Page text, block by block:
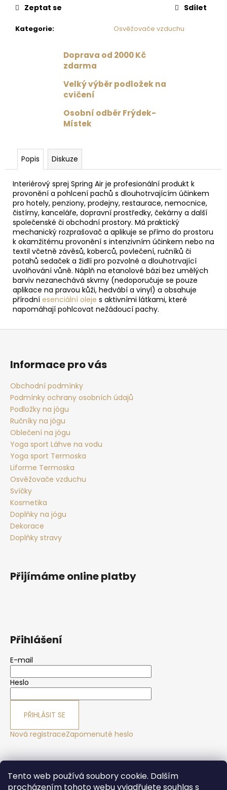
Tento web používá soubory cookie. Dalším
procházením tohoto webu vyjadřujete souhlas s
Kategorie: Osvěžovače vzduchu
Zeptat se Sdílet
Doprava od 2000 Kč
zdarma
Velký výběr podložek na
cvičení
Osobní odběr Frýdek-
Místek
Popis Diskuze
Interiérový sprej Spring Air je profesionální produkt k
provonění a pohlcení pachů s dlouhotrvajícím účinkem
pro hotely, penziony, prodejny, restaurace, nemocnice,
čistírny, kanceláře, dopravní prostředky, čekárny a další
společenské či obchodní prostory. Má praktický
mechanický rozprašovač a aplikuje se přímo do prostoru
k okamžitému provonění s intenzivním účinkem nebo na
textil včetně závěsů, koberců, povlečení, ručníků či
potahů sedaček a židlí pro pozvolné a dlouhotrvající
uvolňování vůně. Náplň na etanolové bázi bez umělých
barviv nezanechává skvrny (nedoporučuje se pouze
aplikace na pravou kůži, hedvábí a vinyl) a obsahuje
přírodní esenciální oleje s aktivními látkami, které
napomáhají pohlcovat nežádoucí pachy.
359
Kč
Z
Informace pro vás
Obchodní podmínky
Podmínky ochrany osobních údajů
Podložky na jógu
Ručníky na jógu
Oblečení na jógu
Yoga sport Láhve na vodu
Yoga sport Termoska
Liforme Termoska
Osvěžovače vzduchu
Svíčky
Kosmetika
Doplňky na jógu
Dekorace
Doplňky stravy
Přijímáme online platby
Přihlášení
E-mail
Heslo
PŘIHLÁSIT SE
Nová registraceZapomenuté heslo
Yoga sport Frýdek - Místek Yogové studio Maralák
Hotel Maralák